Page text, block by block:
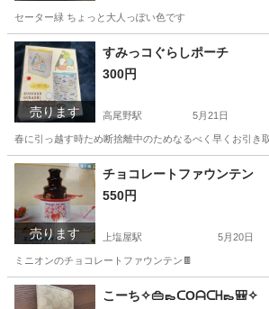
セーター緑 ちょっと大人っぽい色です
鹿児島 鹿児島市 上塩屋駅 服/ファッション
売ります
すみっコぐらしポーチ
300円
高尾野駅 5月21日
春に引っ越す時ため断捨離中のためなるべく早くお引き
鹿児島 出水市 マタニティ用品
売ります
チョコレートファウンテン
550円
上塩屋駅 5月20日
ミニオンのチョコレートファウンテン🍫
鹿児島 鹿児島市 上塩屋駅 キッチン家電
こーち✧👜👞ᑕOᗩᑕᕼ👞🎒✧